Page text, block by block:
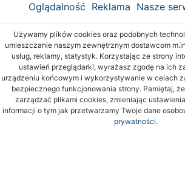
Oglądalność Reklama Nasze
Używamy plików cookies oraz podobnych
umieszczanie naszym zewnętrznym dostawcom
usług, reklamy, statystyk. Korzystając ze strony
ustawień przeglądarki, wyrażasz zgodę na ich
urządzeniu końcowym i wykorzystywanie w celach
bezpiecznego funkcjonowania strony. Pamiętaj,
zarządzać plikami cookies, zmieniając
informacji o tym jak przetwarzamy Twoje dane
prywatności.